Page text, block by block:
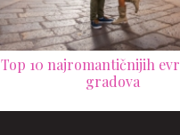
Top 10 najromantičnijih
gradova